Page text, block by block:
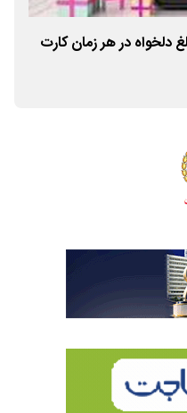
دلخواه در هر زمان کارت